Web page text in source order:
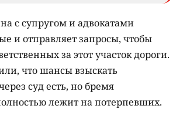
с супругом и адвокатами
и отправляет запросы, чтобы
за этот участок дороги.
что шансы взыскать
суд есть, но бремя
лежит на потерпевших.